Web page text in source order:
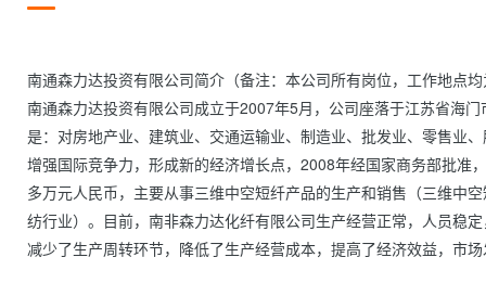
南通森力达投资有限公司简介（备注：本公司所有岗位，工作地点
南通森力达投资有限公司成立于2007年5月，公司座落于江苏省海
是：对房地产业、建筑业、交通运输业、制造业、批发业、零售业
增强国际竞争力，形成新的经济增长点，2008年经国家商务部批
多万元人民币，主要从事三维中空短纤产品的生产和销售（三维中
纺行业）。目前，南非森力达化纤有限公司生产经营正常，人员稳
减少了生产周转环节，降低了生产经营成本，提高了经济效益，市